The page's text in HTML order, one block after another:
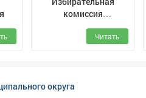
комиссия
Кемеровской области
- КузбассаЧитать
округа